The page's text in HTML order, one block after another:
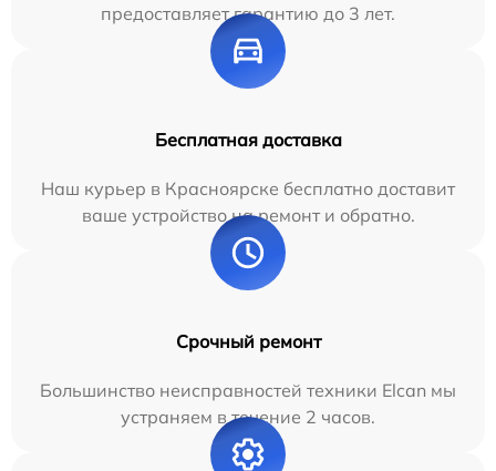
предоставляет гарантию до 3 лет.
Бесплатная доставка
Наш курьер в Красноярске бесплатно доставит
ваше устройство на ремонт и обратно.
Срочный ремонт
Большинство неисправностей техники Elcan мы
устраняем в течение 2 часов.